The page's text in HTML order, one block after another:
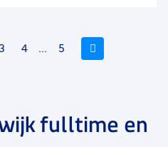
3 4 ... 5
Voeg
fulltime en